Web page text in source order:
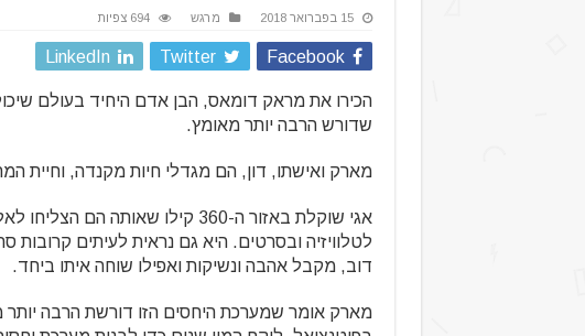
15 בפברואר 2018 מרגש 694 צפיות
Facebook
Twitter
LinkedIn
הכירו את מראק דומאס, הבן אדם היחיד בעולם
שדורש הרבה יותר מאומץ.
מארק ואישתו, דון, הם מגדלי חיות מקנדה, וחיית
אגי שוקלת באזור ה-360 קילו שאותה
לטלוויזיה ובסרטים. היא גם נראית לעיתים
דוב, מקבל אהבה ונשיקות ואפילו שוחה איתו ביחד.
מארק אומר שמערכת היחסים הזו דורשת הרבה יותר